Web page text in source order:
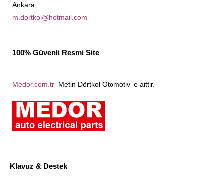
Ankara
m.dortkol@hotmail.com
100% Güvenli Resmi Site
Medor.com.tr Metin Dörtkol Otomotiv ‘e aittir.
Klavuz & Destek